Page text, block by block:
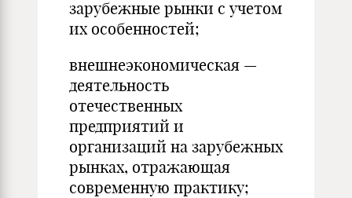
зарубежные рынки с учетом
их особенностей;
внешнеэкономическая —
деятельность
отечественных
предприятий и
организаций на зарубежных
рынках, отражающая
современную практику;